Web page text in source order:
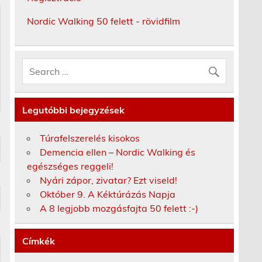
Nordic Walking 50 felett - rövidfilm
Legutóbbi bejegyzések
Túrafelszerelés kisokos
Demencia ellen – Nordic Walking és
egészséges reggeli!
Nyári zápor, zivatar? Ezt viseld!
Október 9. A Kéktúrázás Napja
A 8 legjobb mozgásfajta 50 felett :-)
Címkék